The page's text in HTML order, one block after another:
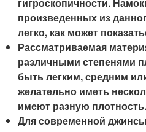
произведенных из
легко, как может
Рассматриваемая
различными степенями
быть легким, средним
желательно иметь
имеют разную плотность.
Для современной